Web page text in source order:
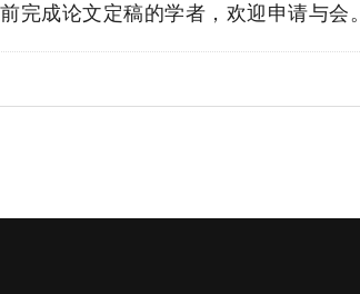
完成论文定稿的学者，欢迎申请与会。